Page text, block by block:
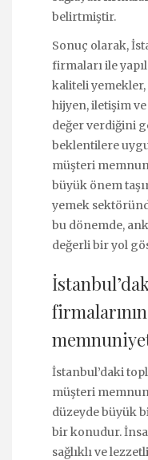
belirtmiştir.
Sonuç olarak,
firmaları ile
kaliteli
hijyen, iletişim
değer verdiğini
beklentilere
müşteri
büyük önem
yemek
bu dönemde,
değerli bir yol
İstanbul’daki
müşteri
düzeyde büyük
bir konudur.
sağlıklı ve